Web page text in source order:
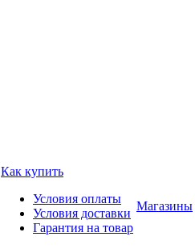
Как купить
Условия оплаты
Условия доставки
Гарантия на товар
Магазины